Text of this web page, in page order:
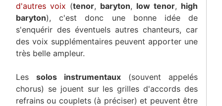
d'autres voix (tenor, baryton, low tenor, high
baryton), c'est donc une bonne idée de
s'enquérir des éventuels autres chanteurs, car
des voix supplémentaires peuvent apporter une
très belle ampleur.
Les solos instrumentaux (souvent appelés
chorus) se jouent sur les grilles d'accords des
refrains ou couplets (à préciser) et peuvent être